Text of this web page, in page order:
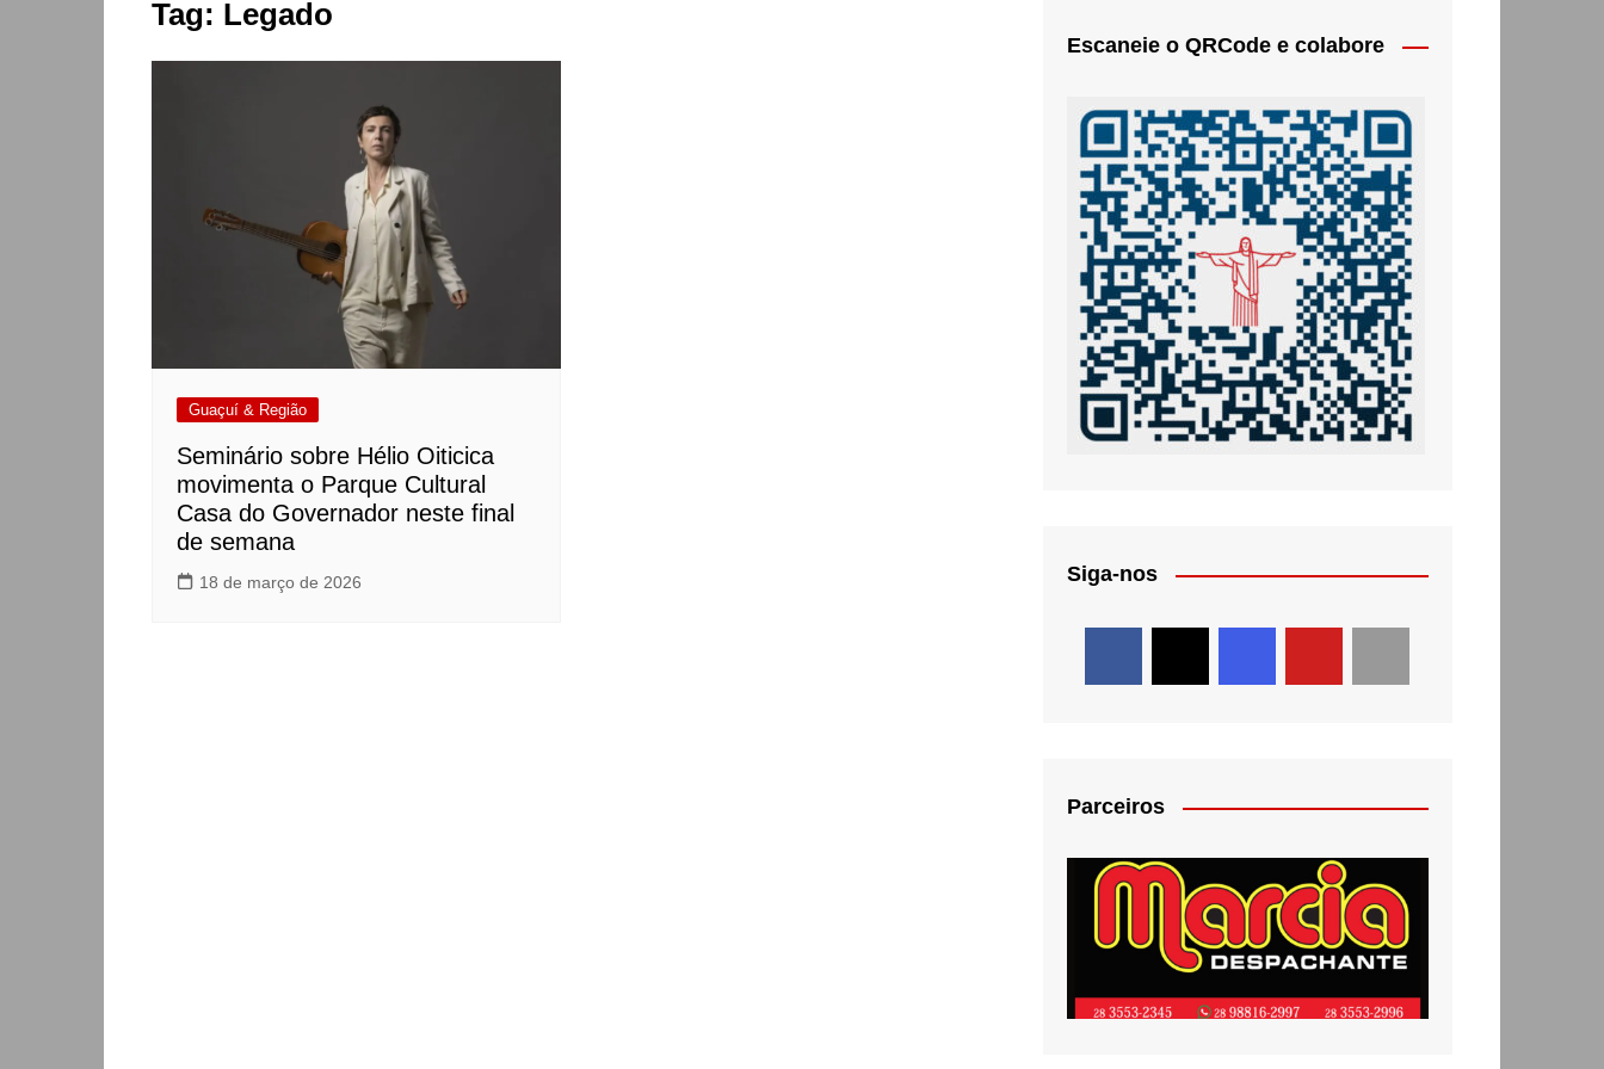
Tag: Legado
Guaçuí & Região
Seminário sobre Hélio Oiticica
movimenta o Parque Cultural
Casa do Governador neste final
de semana
18 de março de 2026
Escaneie o QRCode e colabore
Siga-nos
Parceiros